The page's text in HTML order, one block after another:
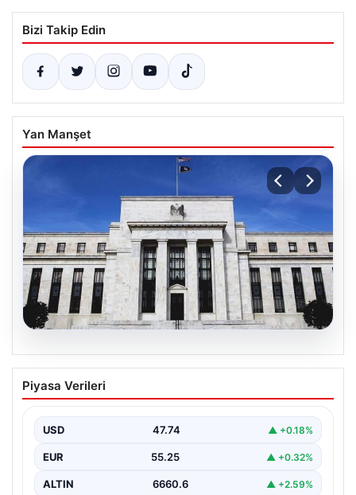
Bizi Takip Edin
Yan Manşet
07.08.2026
ABD Merkez Bankası Faiz Oranlarını
Sabit Tuttu
uyumlu olarak politika faiz oranını değiştirmeyerek
yüzde…
Piyasa Verileri
USD 47.74 ▲ +0.18%
EUR 55.25 ▲ +0.32%
ALTIN 6660.6 ▲ +2.59%